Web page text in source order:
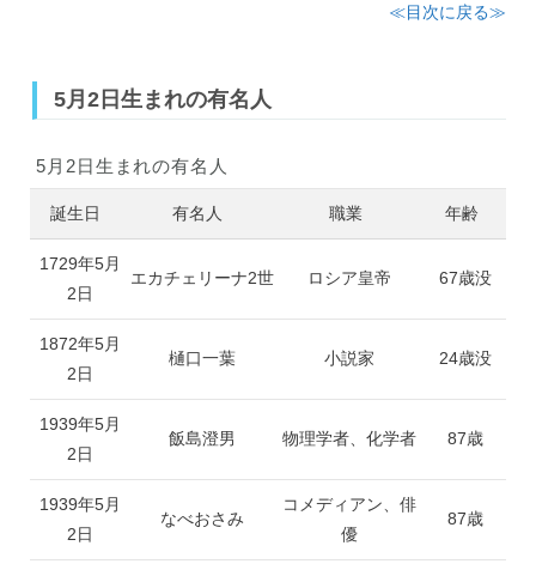
≪目次に戻る≫
5月2日生まれの有名人
5月2日生まれの有名人
誕生日 有名人 職業 年齢
1729年5月
2日
エカチェリーナ2世 ロシア皇帝 67歳没
1872年5月
2日
樋口一葉 小説家 24歳没
1939年5月
2日
飯島澄男 物理学者、化学者 87歳
1939年5月
2日
なべおさみ
コメディアン、俳
優
87歳